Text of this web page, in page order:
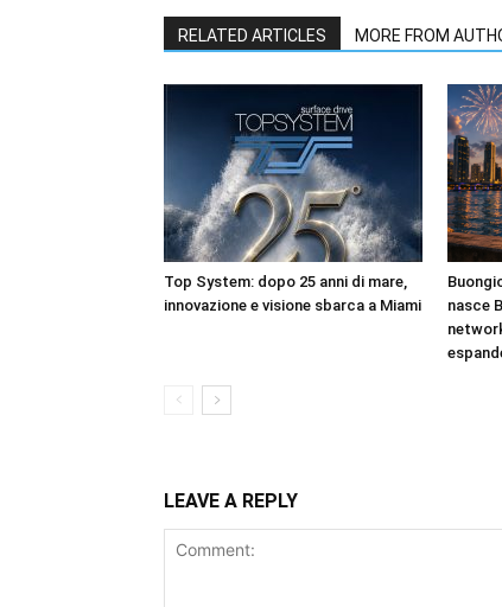
RELATED ARTICLES MORE FROM
Top System: dopo 25 anni di mare,
innovazione e visione sbarca a Miami
nasce
LEAVE A REPLY